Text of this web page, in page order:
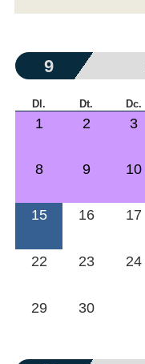
9
Dl. Dt. Dc.
1 2 3
8 9 10
15 16 17
22 23 24
29 30